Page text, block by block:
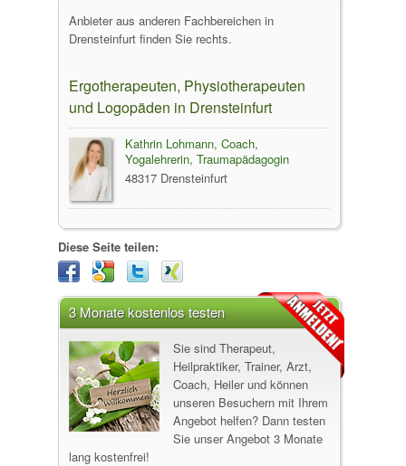
Anbieter aus anderen Fachbereichen in
Drensteinfurt finden Sie rechts.
Ergotherapeuten, Physiotherapeuten
und Logopäden in Drensteinfurt
Kathrin Lohmann, Coach,
Yogalehrerin, Traumapädagogin
48317 Drensteinfurt
Diese Seite teilen:
3 Monate kostenlos testen
Sie sind Therapeut,
Heilpraktiker, Trainer, Arzt,
Coach, Heiler und können
unseren Besuchern mit Ihrem
Angebot helfen? Dann testen
Sie unser Angebot 3 Monate
lang kostenfrei!